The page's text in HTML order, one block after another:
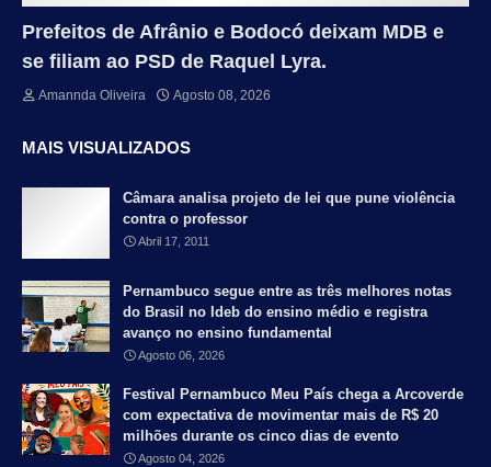
Prefeitos de Afrânio e Bodocó deixam MDB e
se filiam ao PSD de Raquel Lyra.
Amannda Oliveira Agosto 08, 2026
MAIS VISUALIZADOS
Câmara analisa projeto de lei que pune violência
contra o professor
Abril 17, 2011
Pernambuco segue entre as três melhores notas
do Brasil no Ideb do ensino médio e registra
avanço no ensino fundamental
Agosto 06, 2026
Festival Pernambuco Meu País chega a Arcoverde
com expectativa de movimentar mais de R$ 20
milhões durante os cinco dias de evento
Agosto 04, 2026